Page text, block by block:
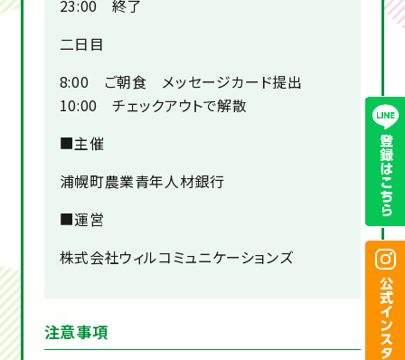
23:00 終了
二日目
8:00 ご朝食 メッセージカード提出
10:00 チェックアウトで解散
■主催
浦幌町農業青年人材銀行
■運営
株式会社ウィルコミュニケーションズ
注意事項